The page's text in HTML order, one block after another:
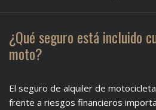
¿Qué seguro está incluido
moto?
El seguro de alquiler de
frente a riesgos financieros